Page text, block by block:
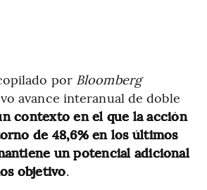
por Bloomberg
avance interanual de doble
contexto en el que la acción
de 48,6% en los últimos
un potencial adicional
objetivo.